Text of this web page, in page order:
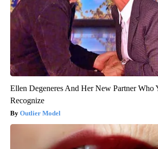
Ellen Degeneres And Her New Partner Who
Recognize
Outlier Model